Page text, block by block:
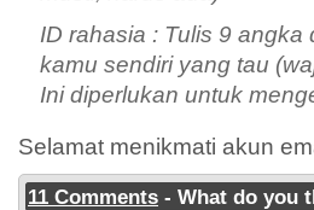
ID rahasia : Tulis 9
kamu sendiri yang tau
Ini diperlukan untuk
Selamat menikmati akun
11 Comments - What do you